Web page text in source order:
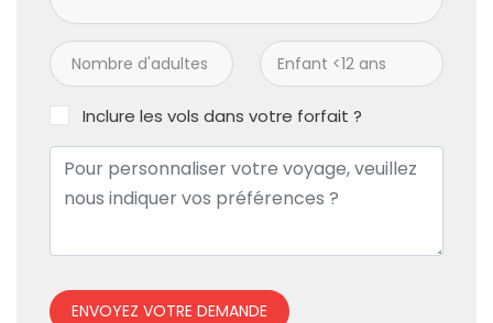
Inclure les vols dans votre forfait ?
ENVOYEZ VOTRE DEMANDE